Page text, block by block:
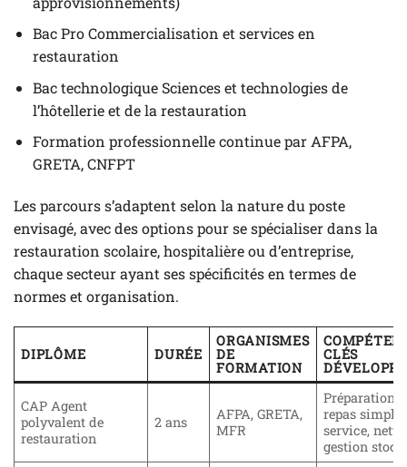
Bac Pro Commercialisation et services en
restauration
Bac technologique Sciences et technologies de
l’hôtellerie et de la restauration
Formation professionnelle continue par AFPA,
GRETA, CNFPT
Les parcours s’adaptent selon la nature du poste
envisagé, avec des options pour se spécialiser dans la
restauration scolaire, hospitalière ou d’entreprise,
chaque secteur ayant ses spécificités en termes de
normes et organisation.
DIPLÔME DURÉE
ORGANISMES
DE
FORMATION
CLÉS
CAP Agent
polyvalent de
restauration
2 ans
AFPA, GRETA,
MFR
Préparation
repas
service,
gestion